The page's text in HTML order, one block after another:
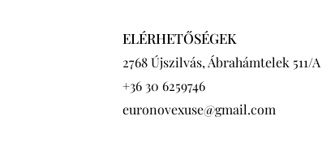
ELÉRHETŐSÉGEK
2768 Újszilvás, Ábrahámtelek 511/A
+36 30 6259746
euronovexuse@gmail.com